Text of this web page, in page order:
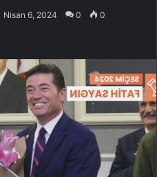
Nisan 6, 2024 0 0